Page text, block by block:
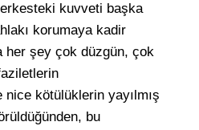
kuvveti başka
korumaya kadir
her şey çok düzgün, çok
kötülüklerin yayılmış
bu